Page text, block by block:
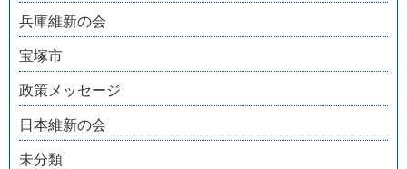
兵庫維新の会
宝塚市
政策メッセージ
日本維新の会
未分類